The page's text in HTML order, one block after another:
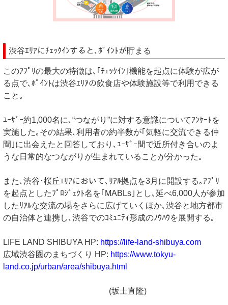
渋谷ｴﾘｱにﾁｪｯｸｲﾝすると､ﾎﾟｲﾝﾄが貯まる
このｱﾌﾟﾘの最大の特徴は､｢ﾁｪｯｸｲﾝ｣機能を起点に体験が広が
る点で､ﾎﾟｲﾝﾄは渋谷ｴﾘｱの飲食店や体験施設等で利用できる
こと｡
ﾕｰｻﾞｰ約1,000名に､“つながり”に対する意識についてｱﾝｹｰﾄを
実施した｡その結果､利用者の約半数が｢気軽に交流できる仲
間｣に出会えたと回答しており､ﾕｰｻﾞｰ間で近所付き合いのよ
うな日常的なつながりが生まれていることが分かった｡
また､渋谷･桜丘ｴﾘｱにおいて､ﾘｱﾙ拠点を3月に開設する｡ｱﾌﾟﾘ
を起点としたﾌﾟﾛｼﾞｪｸﾄ名を｢MABLs｣とし､延べ6,000人が参加
したﾘｱﾙな交流の場をさらに広げていくほか､渋谷と地方都市
の自治体と連携し､渋谷でのｺﾐｭﾆﾃｨ形成のﾉｳﾊｳを展開する｡
LIFE LAND SHIBUYA HP: https://life-land-shibuya.com
広域渋⾕圏のまちづくり HP: https://www.tokyu-
land.co.jp/urban/area/shibuya.html
(坂土直隆)